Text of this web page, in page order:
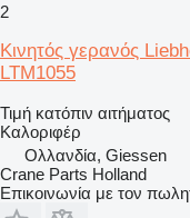
2
Κινητός γερανός
LTM1055
Τιμή κατόπιν αιτήματος
Καλοριφέρ
Ολλανδία, Giessen
Crane Parts Holland
Επικοινωνία με τον